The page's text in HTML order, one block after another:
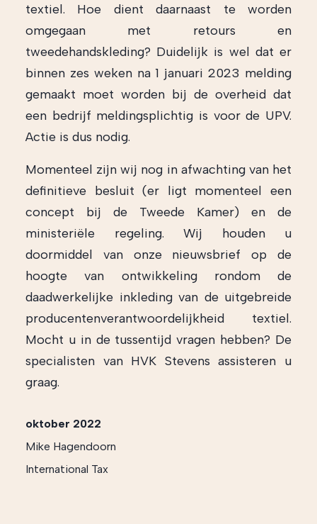
textiel. Hoe dient daarnaast te worden
omgegaan met retours en
tweedehandskleding? Duidelijk is wel dat er
binnen zes weken na 1 januari 2023 melding
gemaakt moet worden bij de overheid dat
een bedrijf meldingsplichtig is voor de UPV.
Actie is dus nodig.
Momenteel zijn wij nog in afwachting van het
definitieve besluit (er ligt momenteel een
concept bij de Tweede Kamer) en de
ministeriële regeling. Wij houden u
doormiddel van onze nieuwsbrief op de
hoogte van ontwikkeling rondom de
daadwerkelijke inkleding van de uitgebreide
producentenverantwoordelijkheid textiel.
Mocht u in de tussentijd vragen hebben? De
specialisten van HVK Stevens assisteren u
graag.
oktober 2022
Mike Hagendoorn
International Tax